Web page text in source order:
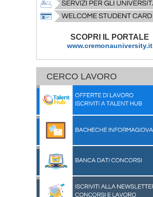
SCOPRI IL PORTALE
www.cremonauniversity.it
CERCO LAVORO